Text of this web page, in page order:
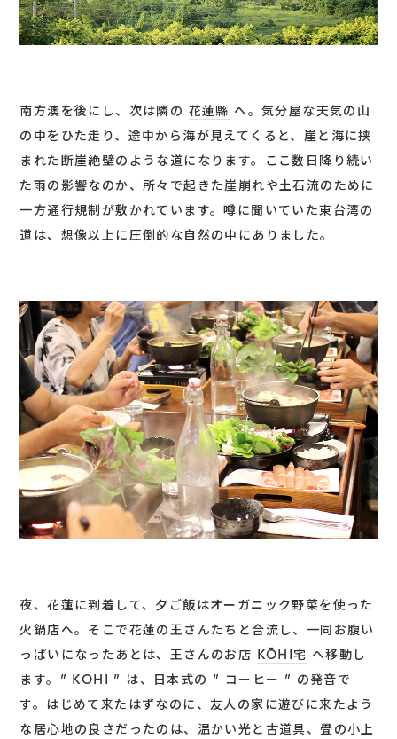
南方澳を後にし、次は隣の 花蓮縣 へ。気分屋な天気の山
の中をひた走り、途中から海が見えてくると、崖と海に挟
まれた断崖絶壁のような道になります。ここ数日降り続い
た雨の影響なのか、所々で起きた崖崩れや土石流のために
一方通行規制が敷かれています。噂に聞いていた東台湾の
道は、想像以上に圧倒的な自然の中にありました。
夜、花蓮に到着して、夕ご飯はオーガニック野菜を使った
火鍋店へ。そこで花蓮の王さんたちと合流し、一同お腹い
っぱいになったあとは、王さんのお店 KŌHI宅 へ移動し
ます。” KOHI ” は、日本式の ” コーヒー ” の発音で
す。はじめて来たはずなのに、友人の家に遊びに来たよう
な居心地の良さだったのは、温かい光と古道具、畳の小上